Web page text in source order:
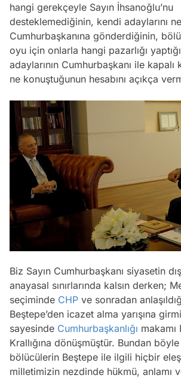
hangi gerekçeyle Sayın İhsanoğlu’nu
desteklemediğinin, kendi adaylarını
Cumhurbaşkanına gönderdiğinin,
oyu için onlarla hangi pazarlığı
adaylarının Cumhurbaşkanı ile kapalı
ne konuştuğunun hesabını açıkça
Biz Sayın Cumhurbaşkanı siyasetin
anayasal sınırlarında kalsın derken;
seçiminde CHP ve sonradan
Beştepe’den icazet alma yarışına
sayesinde Cumhurbaşkanlığı makamı
Krallığına dönüşmüştür. Bundan böyle
bölücülerin Beştepe ile ilgili hiçbir
milletimizin nezdinde hükmü, anlamı